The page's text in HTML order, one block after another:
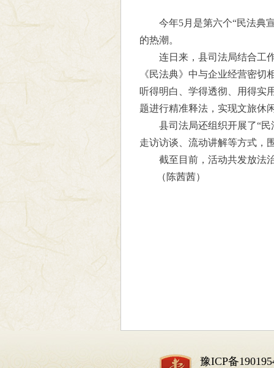
今年5月是第六个“民法典
的热潮。
连日来，县司法局结合工
《民法典》中与企业经营密
听得明白、学得透彻、用得实
题进行精准释法，实现文旅休
县司法局还组织开展了“
走访访谈、流动讲解等方式，
截至目前，活动共发放法
（陈茜茜）
豫ICP备